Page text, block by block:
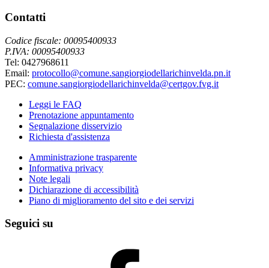
Contatti
Codice fiscale: 00095400933
P.IVA: 00095400933
Tel: 0427968611
Email: protocollo@comune.sangiorgiodellarichinvelda.pn.it
PEC: comune.sangiorgiodellarichinvelda@certgov.fvg.it
Leggi le FAQ
Prenotazione appuntamento
Segnalazione disservizio
Richiesta d'assistenza
Amministrazione trasparente
Informativa privacy
Note legali
Dichiarazione di accessibilità
Piano di miglioramento del sito e dei servizi
Seguici su